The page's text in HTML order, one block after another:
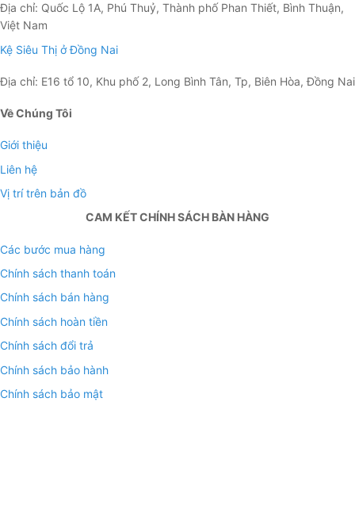
Địa chỉ: Quốc Lộ 1A, Phú Thuỷ, Thành phố Phan Thiết, Bình Thuận,
Việt Nam
Kệ Siêu Thị ở Đồng Nai
Địa chỉ: E16 tổ 10, Khu phố 2, Long Bình Tân, Tp, Biên Hòa, Đồng Nai
Về Chúng Tôi
Giới thiệu
Liên hệ
Vị trí trên bản đồ
CAM KẾT CHÍNH SÁCH BÀN HÀNG
Các bước mua hàng
Chính sách thanh toán
Chính sách bán hàng
Chính sách hoàn tiền
Chính sách đổi trả
Chính sách bảo hành
Chính sách bảo mật